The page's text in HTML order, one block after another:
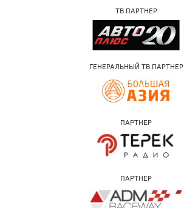
ТВ ПАРТНЕР
ГЕНЕРАЛЬНЫЙ ТВ ПАРТНЕР
ПАРТНЕР
ПАРТНЕР